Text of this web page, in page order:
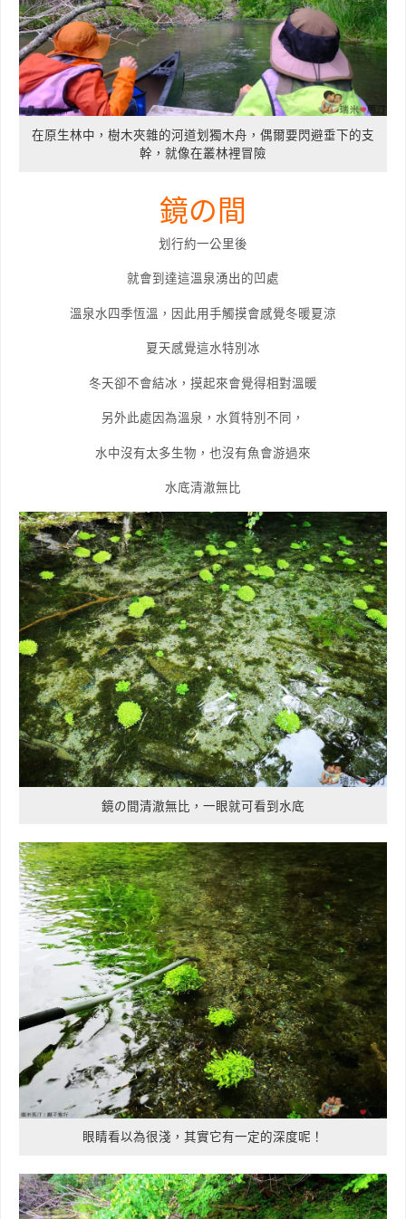
在原生林中，樹木夾雜的河道划獨木舟，偶爾要閃避垂下的支
幹，就像在叢林裡冒險
鏡の間
划行約一公里後
就會到達這溫泉湧出的凹處
溫泉水四季恆溫，因此用手觸摸會感覺冬暖夏涼
夏天感覺這水特別冰
冬天卻不會結冰，摸起來會覺得相對溫暖
另外此處因為溫泉，水質特別不同，
水中沒有太多生物，也沒有魚會游過來
水底清澈無比
鏡の間清澈無比，一眼就可看到水底
眼睛看以為很淺，其實它有一定的深度呢！